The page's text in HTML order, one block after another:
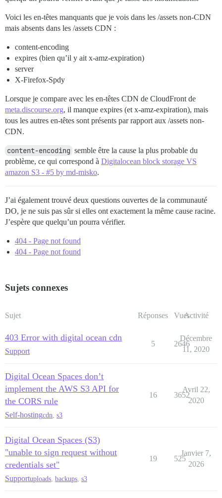
Voici les en-têtes manquants que je vois dans les /assets non-CDN
mais absents dans les /assets CDN :
content-encoding
expires (bien qu’il y ait x-amz-expiration)
server
X-Firefox-Spdy
Lorsque je compare avec les en-têtes CDN de CloudFront de
meta.discourse.org, il manque expires (et x-amz-expiration), mais
tous les autres en-têtes sont présents par rapport aux /assets non-
CDN.
content-encoding semble être la cause la plus probable du
problème, ce qui correspond à Digitalocean block storage VS
amazon S3 - #5 by md-misko.
J’ai également trouvé deux questions ouvertes de la communauté
DO, je ne suis pas sûr si elles ont exactement la même cause racine.
J’espère que quelqu’un pourra vérifier.
404 - Page not found
404 - Page not found
Sujets connexes
Sujet Réponses VuesActivité
403 Error with digital ocean cdn
Support
5 2646
Décembre
11, 2020
Digital Ocean Spaces don’t
implement the AWS S3 API for
the CORS rule
Self-hostingcdn s3
16 3652
Avril 22,
2020
Digital Ocean Spaces (S3)
"unable to sign request without
credentials set"
Supportuploads backups s3
19 525
Janvier 7,
2026